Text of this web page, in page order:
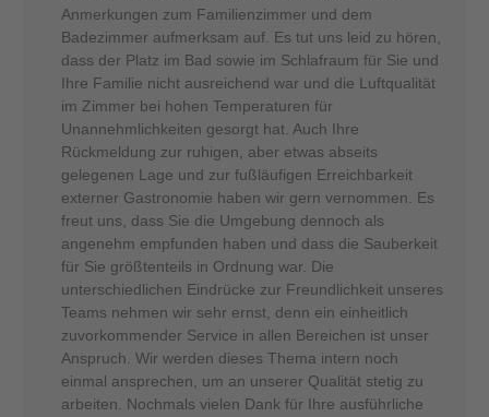
Anmerkungen zum Familienzimmer und dem
Badezimmer aufmerksam auf. Es tut uns leid zu hören,
dass der Platz im Bad sowie im Schlafraum für Sie und
Ihre Familie nicht ausreichend war und die Luftqualität
im Zimmer bei hohen Temperaturen für
Unannehmlichkeiten gesorgt hat. Auch Ihre
Rückmeldung zur ruhigen, aber etwas abseits
gelegenen Lage und zur fußläufigen Erreichbarkeit
externer Gastronomie haben wir gern vernommen. Es
freut uns, dass Sie die Umgebung dennoch als
angenehm empfunden haben und dass die Sauberkeit
für Sie größtenteils in Ordnung war. Die
unterschiedlichen Eindrücke zur Freundlichkeit unseres
Teams nehmen wir sehr ernst, denn ein einheitlich
zuvorkommender Service in allen Bereichen ist unser
Anspruch. Wir werden dieses Thema intern noch
einmal ansprechen, um an unserer Qualität stetig zu
arbeiten. Nochmals vielen Dank für Ihre ausführliche